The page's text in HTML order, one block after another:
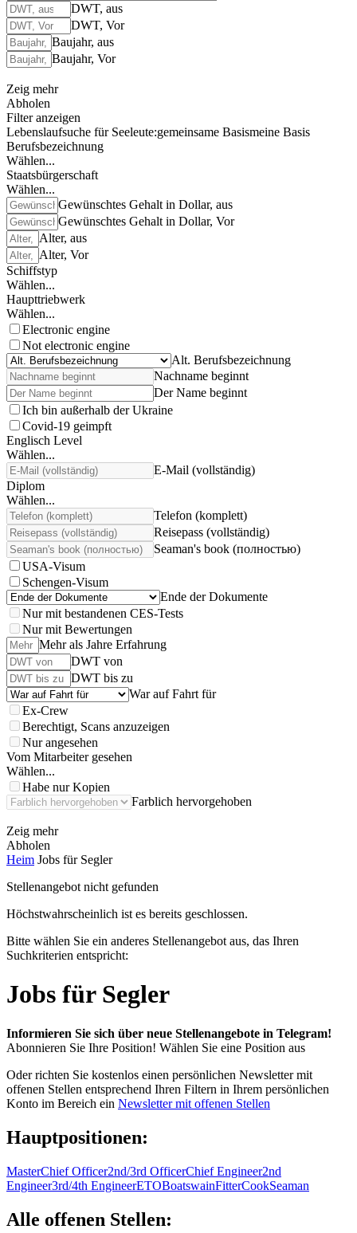
DWT, aus
DWT, Vor
Baujahr, aus
Baujahr, Vor
Zeig mehr
Abholen
Filter anzeigen
Lebenslaufsuche für Seeleute:gemeinsame Basismeine Basis
Berufsbezeichnung
Wählen...
Staatsbürgerschaft
Wählen...
Gewünschtes Gehalt in Dollar, aus
Gewünschtes Gehalt in Dollar, Vor
Alter, aus
Alter, Vor
Schiffstyp
Wählen...
Haupttriebwerk
Wählen...
Electronic engine
Not electronic engine
Alt. Berufsbezeichnung
Nachname beginnt
Der Name beginnt
Ich bin außerhalb der Ukraine
Covid-19 geimpft
Englisch Level
Wählen...
E-Mail (vollständig)
Diplom
Wählen...
Telefon (komplett)
Reisepass (vollständig)
Seaman's book (полностью)
USA-Visum
Schengen-Visum
Ende der Dokumente
Nur mit bestandenen CES-Tests
Nur mit Bewertungen
Mehr als Jahre Erfahrung
DWT von
DWT bis zu
War auf Fahrt für
Ex-Crew
Berechtigt, Scans anzuzeigen
Nur angesehen
Vom Mitarbeiter gesehen
Wählen...
Habe nur Kopien
Farblich hervorgehoben
Zeig mehr
Abholen
Heim Jobs für Segler
Stellenangebot nicht gefunden
Höchstwahrscheinlich ist es bereits geschlossen.
Bitte wählen Sie ein anderes Stellenangebot aus, das Ihren
Suchkriterien entspricht:
Jobs für Segler
Informieren Sie sich über neue Stellenangebote in Telegram!
Abonnieren Sie Ihre Position! Wählen Sie eine Position aus
Oder richten Sie kostenlos einen persönlichen Newsletter mit
offenen Stellen entsprechend Ihren Filtern in Ihrem persönlichen
Konto im Bereich ein Newsletter mit offenen Stellen
Hauptpositionen:
MasterChief Officer2nd/3rd OfficerChief Engineer2nd
Engineer3rd/4th EngineerETOBoatswainFitterCookSeaman
Alle offenen Stellen: